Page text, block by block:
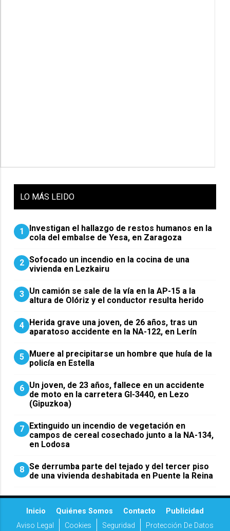
LO MÁS LEIDO
1
Investigan el hallazgo de restos humanos en la
cola del embalse de Yesa, en Zaragoza
2 Sofocado un incendio en la cocina de una
vivienda en Lezkairu
3 Un camión se sale de la vía en la AP-15 a la
altura de Olóriz y el conductor resulta herido
4 Herida grave una joven, de 26 años, tras un
aparatoso accidente en la NA-122, en Lerín
5 Muere al precipitarse un hombre que huía de la
policía en Estella
6 Un joven, de 23 años, fallece en un accidente
de moto en la carretera GI-3440, en Lezo
(Gipuzkoa)
7 Extinguido un incendio de vegetación en
campos de cereal cosechado junto a la NA-134,
en Lodosa
8 Se derrumba parte del tejado y del tercer piso
de una vivienda deshabitada en Puente la Reina
Inicio Quiénes Somos Contacto
Publicidad
Aviso Legal
Cookies Seguridad Protección De Datos